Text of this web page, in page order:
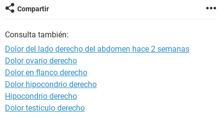
Compartir
Consulta también:
Dolor del lado derecho del abdomen hace 2 semanas
Dolor ovario derecho
Dolor en flanco derecho
Dolor hipocondrio derecho
Hipocondrio derecho
Dolor testiculo derecho